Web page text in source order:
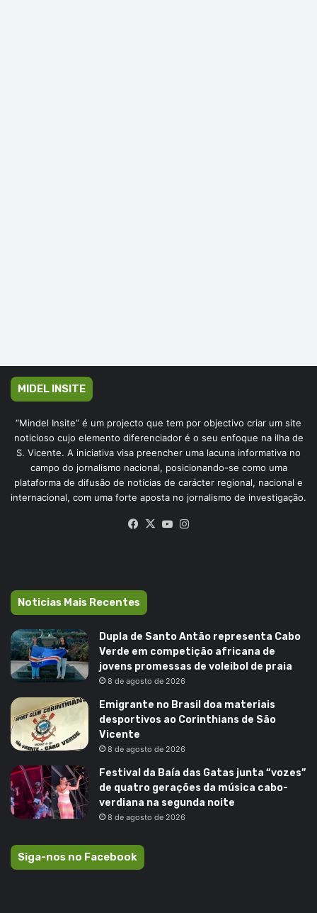
MIDEL INSITE
“Mindel Insite” é um projecto que tem por objectivo criar um site
noticioso cujo elemento diferenciador é o seu enfoque na ilha de
S. Vicente. A iniciativa visa preencher uma lacuna informativa no
campo do jornalismo nacional, posicionando-se como uma
plataforma de difusão de notícias de carácter regional, nacional e
internacional, com uma forte aposta no jornalismo de investigação.
Facebook
X YouTube
Noticias Mais Recentes
Dupla de Santo Antão representa Cabo
Verde em competição africana de
jovens promessas de voleibol de praia
8 de agosto de 2026
Emigrante no Brasil doa materiais
desportivos ao Corinthians de São
Vicente
8 de agosto de 2026
Festival da Baía das Gatas junta “vozes”
de quatro gerações da música cabo-
verdiana na segunda noite
8 de agosto de 2026
Siga-nos no Facebook